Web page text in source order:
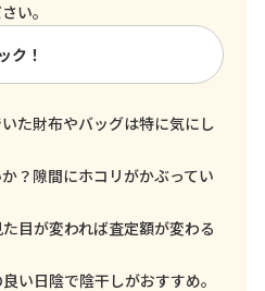
い。
ク！
た財布やバッグは特に気にし
？隙間にホコリがかぶってい
目が変われば査定額が変わる
い日陰で陰干しがおすすめ。